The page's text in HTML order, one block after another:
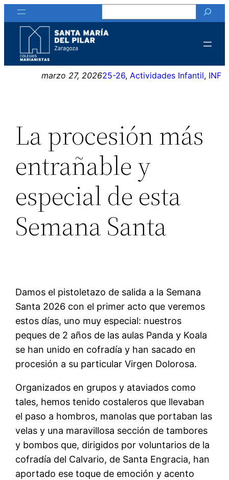
Saltar
al
contenido
marzo 27, 202625-26, Actividades Infantil, INF
La procesión más
entrañable y
especial de esta
Semana Santa
Damos el pistoletazo de salida a la Semana
Santa 2026 con el primer acto que veremos
estos días, uno muy especial: nuestros
peques de 2 años de las aulas Panda y Koala
se han unido en cofradía y han sacado en
procesión a su particular Virgen Dolorosa.
Organizados en grupos y ataviados como
tales, hemos tenido costaleros que llevaban
el paso a hombros, manolas que portaban las
velas y una maravillosa sección de tambores
y bombos que, dirigidos por voluntarios de la
cofradía del Calvario, de Santa Engracia, han
aportado ese toque de emoción y acento